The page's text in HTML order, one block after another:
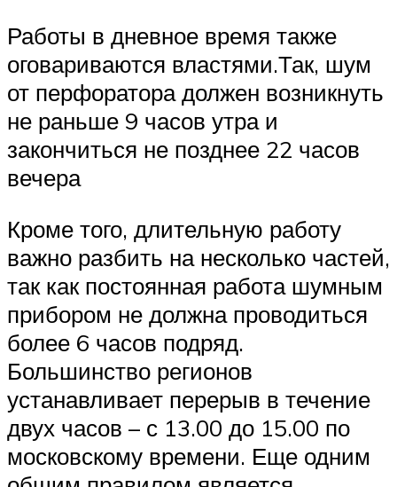
Работы в дневное время также
оговариваются властями.Так, шум
от перфоратора должен возникнуть
не раньше 9 часов утра и
закончиться не позднее 22 часов
вечера
Кроме того, длительную работу
важно разбить на несколько частей,
так как постоянная работа шумным
прибором не должна проводиться
более 6 часов подряд.
Большинство регионов
устанавливает перерыв в течение
двух часов – с 13.00 до 15.00 по
московскому времени. Еще одним